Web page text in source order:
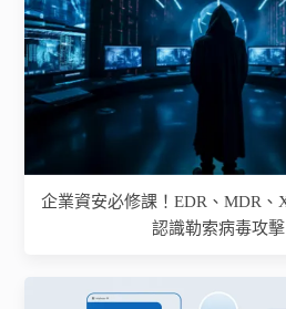
企業資安必修課！EDR、MDR、
認識勒索病毒攻擊